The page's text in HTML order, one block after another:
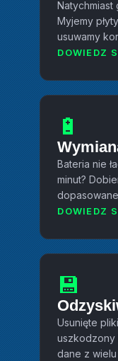
Natychmiast
Myjemy
usuwamy
DOWIEDZ
🔋
Bateria nie
minut?
DOWIEDZ
💾
Usunięte
uszkodzony
dane z